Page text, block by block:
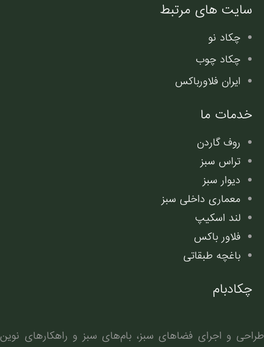
سایت های مرتبط
چکاد نو
چکاد چوب
ایران فلاورباکس
خدمات ما
روف گاردن
تراس سبز
دیوار سبز
معماری داخلی سبز
لند اسکیپ
فلاور باکس
باغچه طبقاتی
چکادبام
طراحی و اجرای فضاهای سبز، بام‌های سبز و راهکارهای نوین